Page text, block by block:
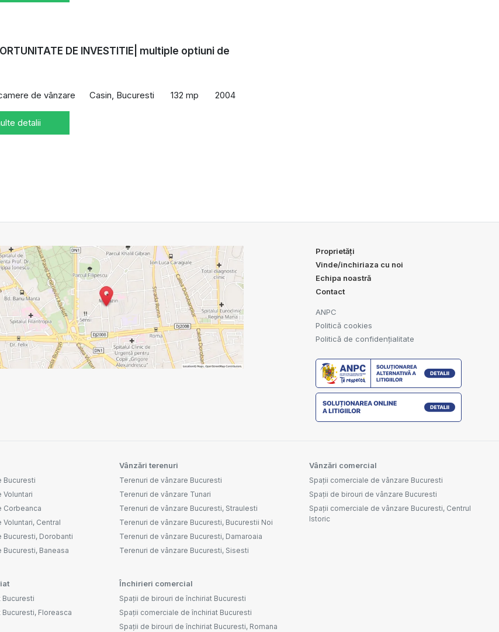
DE INVESTITIE| multiple optiuni de
de vânzare Casin, Bucuresti 132 mp 2004
detalii
Proprietăți
Vinde/inchiriaza cu noi
Echipa noastră
Contact
ANPC
Politică cookies
Politică de confidențialitate
Bucuresti
Voluntari
Corbeanca
Central
Bucuresti, Dorobanti
Baneasa
Vânzări terenuri
Terenuri de vânzare Bucuresti
Terenuri de vânzare Tunari
Terenuri de vânzare Bucuresti, Straulesti
Terenuri de vânzare Bucuresti, Bucurestii Noi
Terenuri de vânzare Bucuresti, Damaroaia
Terenuri de vânzare Bucuresti, Sisesti
Vânzări comercial
Spații comerciale de vânzare Bucuresti
Spații de birouri de vânzare Bucuresti
Spații comerciale de vânzare Bucuresti, Centrul
Istoric
Bucuresti
Floreasca
Închirieri comercial
Spații de birouri de închiriat Bucuresti
Spații comerciale de închiriat Bucuresti
Spații de birouri de închiriat Bucuresti, Romana